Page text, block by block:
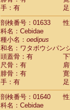
手：有
剖検番号：01633
科名：Cebidae
種小名： oedipus
和名：ワタボウシパン
頭蓋骨：有
尺骨：有
腓骨：有
手：有
剖検番号：01640
科名：Cebidae